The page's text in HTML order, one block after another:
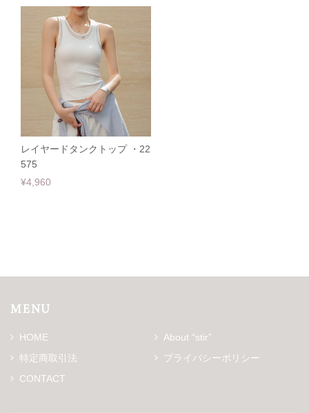
レイヤードタンクトップ ・22
575
¥4,960
MENU
HOME
About “stir”
特定商取引法
プライバシーポリシー
CONTACT